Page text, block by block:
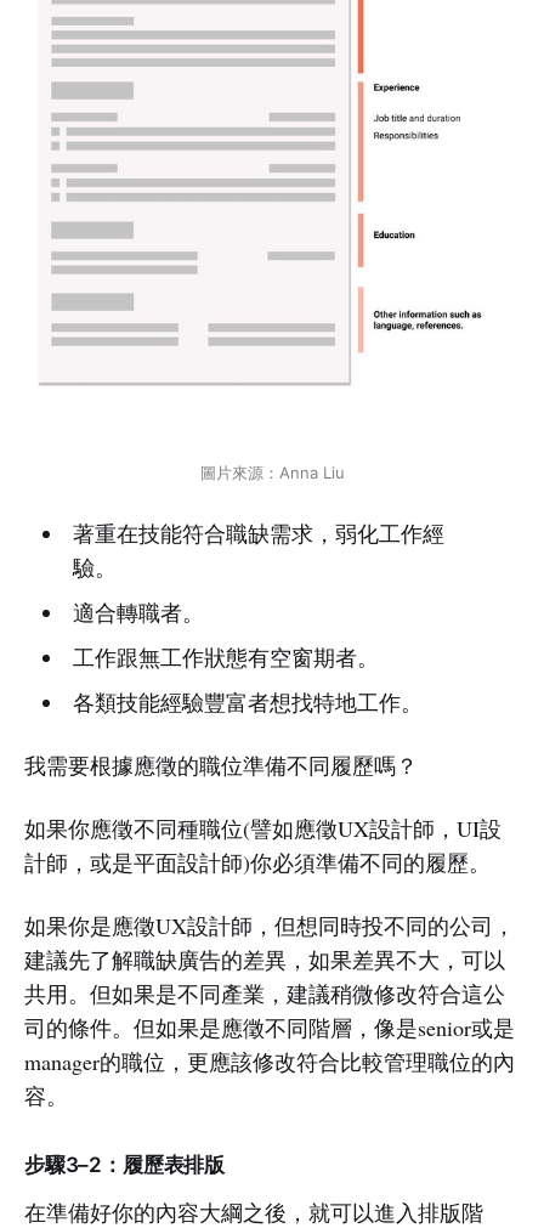
圖片來源：Anna Liu
著重在技能符合職缺需求，弱化工作經
驗。
適合轉職者。
工作跟無工作狀態有空窗期者。
各類技能經驗豐富者想找特地工作。
我需要根據應徵的職位準備不同履歷嗎？
如果你應徵不同種職位(譬如應徵UX設計師，UI設
計師，或是平面設計師)你必須準備不同的履歷。
如果你是應徵UX設計師，但想同時投不同的公司，
建議先了解職缺廣告的差異，如果差異不大，可以
共用。但如果是不同產業，建議稍微修改符合這公
司的條件。但如果是應徵不同階層，像是senior或是
manager的職位，更應該修改符合比較管理職位的內
容。
步驟3–2：履歷表排版
在準備好你的內容大綱之後，就可以進入排版階